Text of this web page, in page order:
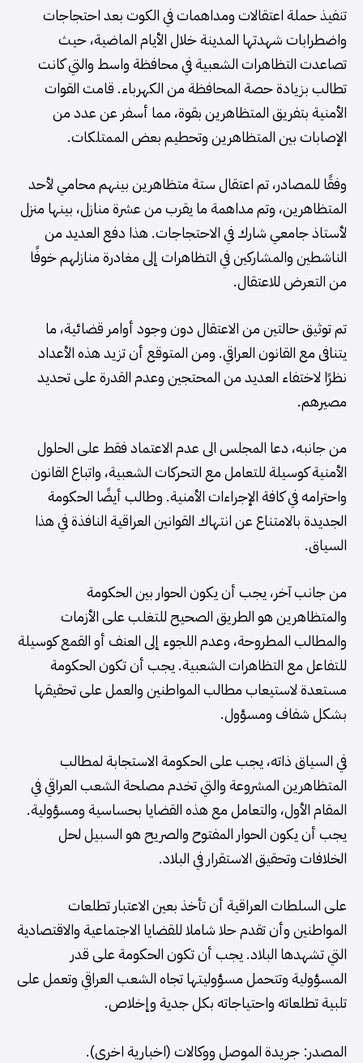
تنفيذ حملة اعتقالات ومداهمات في الكوت بعد احتجاجات
واضطرابات شهدتها المدينة خلال الأيام الماضية، حيث
تصاعدت التظاهرات الشعبية في محافظة واسط والتي كانت
تطالب بزيادة حصة المحافظة من الكهرباء. قامت القوات
الأمنية بتفريق المتظاهرين بقوة، مما أسفر عن عدد من
الإصابات بين المتظاهرين وتحطيم بعض الممتلكات.
وفقًا للمصادر، تم اعتقال ستة متظاهرين بينهم محامي لأحد
المتظاهرين، وتم مداهمة ما يقرب من عشرة منازل، بينها منزل
لأستاذ جامعي شارك في الاحتجاجات. هذا دفع العديد من
الناشطين والمشاركين في التظاهرات إلى مغادرة منازلهم خوفًا
من التعرض للاعتقال.
تم توثيق حالتين من الاعتقال دون وجود أوامر قضائية، ما
يتنافى مع القانون العراقي. ومن المتوقع أن تزيد هذه الأعداد
نظرًا لاختفاء العديد من المحتجين وعدم القدرة على تحديد
مصيرهم.
من جانبه، دعا المجلس الى عدم الاعتماد فقط على الحلول
الأمنية كوسيلة للتعامل مع التحركات الشعبية، واتباع القانون
واحترامه في كافة الإجراءات الأمنية. وطالب أيضًا الحكومة
الجديدة بالامتناع عن انتهاك القوانين العراقية النافذة في هذا
السياق.
من جانب آخر، يجب أن يكون الحوار بين الحكومة
والمتظاهرين هو الطريق الصحيح للتغلب على الأزمات
والمطالب المطروحة، وعدم اللجوء إلى العنف أو القمع كوسيلة
للتفاعل مع التظاهرات الشعبية. يجب أن تكون الحكومة
مستعدة لاستيعاب مطالب المواطنين والعمل على تحقيقها
بشكل شفاف ومسؤول.
في السياق ذاته، يجب على الحكومة الاستجابة لمطالب
المتظاهرين المشروعة والتي تخدم مصلحة الشعب العراقي في
المقام الأول، والتعامل مع هذه القضايا بحساسية ومسؤولية.
يجب أن يكون الحوار المفتوح والصريح هو السبيل لحل
الخلافات وتحقيق الاستقرار في البلاد.
على السلطات العراقية أن تأخذ بعين الاعتبار تطلعات
المواطنين وأن تقدم حلا شاملا للقضايا الاجتماعية والاقتصادية
التي تشهدها البلاد. يجب أن تكون الحكومة على قدر
المسؤولية وتتحمل مسؤوليتها تجاه الشعب العراقي وتعمل على
تلبية تطلعاته واحتياجاته بكل جدية وإخلاص.
المصدر: جريدة الموصل ووكالات (اخبارية اخرى).